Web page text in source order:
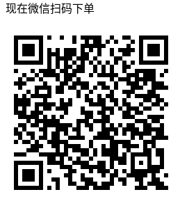
现在微信扫码下单